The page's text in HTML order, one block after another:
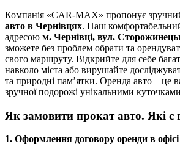
Компанія «CAR-MAX» пропонує
авто в Чернівцях. Наш
адресою м. Чернівці, вул.
зможете без проблем обрати та
свого маршруту. Відкрийте для себе
навколо міста або вирушайте
та природні пам’ятки. Оренда авто – це
зручної подорожі унікальними
Як замовити прокат авто. Які є
1. Оформлення договору оренди в офісі